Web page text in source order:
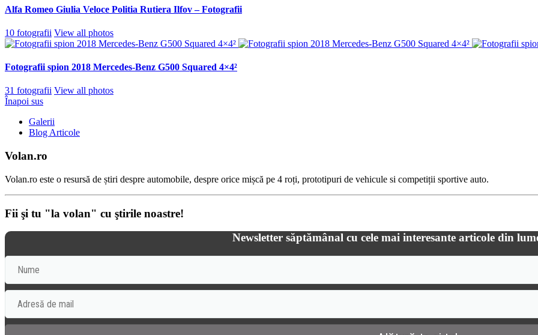
Alfa Romeo Giulia Veloce Politia Rutiera Ilfov – Fotografii
10 fotografii View all photos
Fotografii spion 2018 Mercedes-Benz G500 Squared 4×4²
31 fotografii View all photos
Înapoi sus
Galerii
Blog Articole
Volan.ro
Volan.ro este o resursă de știri despre automobile, despre orice mișcă pe 4 roți, prototipuri de vehicule si competiții sportive auto.
Fii şi tu "la volan" cu ştirile noastre!
Newsletter săptămânal cu cele mai interesante articole din